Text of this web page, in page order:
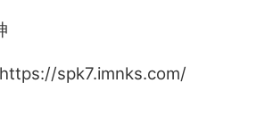
spk7.imnks.com/